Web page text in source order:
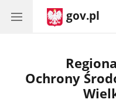
gov.pl
Ochrony